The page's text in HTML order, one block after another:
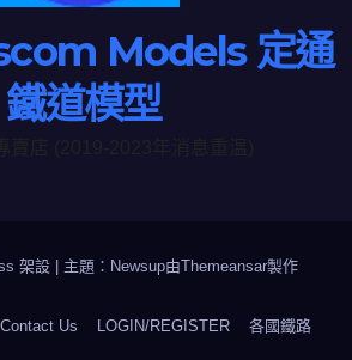
Models 定通
鐵道模型
架設 主題：Newsup由Themeansar製作
Contact Us LOGIN/REGISTER 各國鐵路